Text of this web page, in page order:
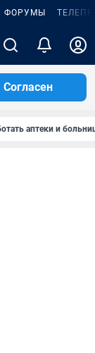
ФОРУМЫ
Согласен
аптеки и